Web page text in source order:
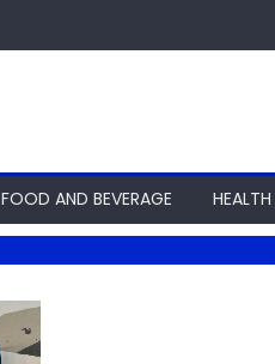
FOOD AND BEVERAGE HEALTH